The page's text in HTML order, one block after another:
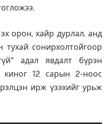
орон, хайр дурлал, анд
тухай сонирхолтойгоор
адал явдалт бүрэн
12 сарын 2-ноос
ирж үзэхийг урьж